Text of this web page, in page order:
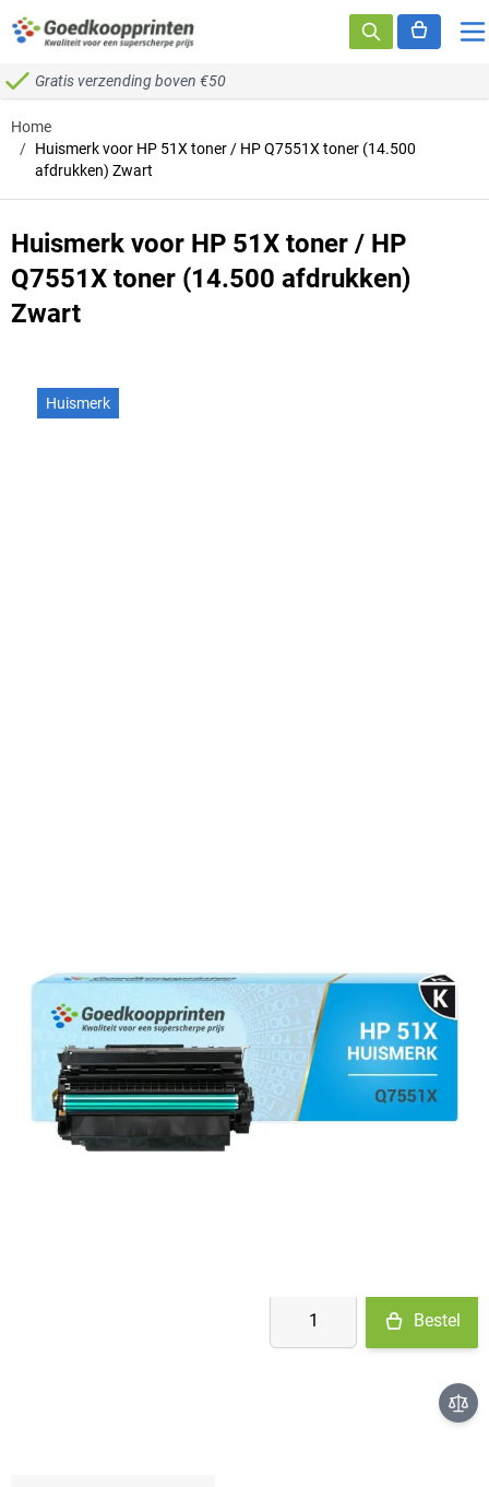
Ga naar de inhoud
Gratis verzending boven €50
Home
/ Huismerk voor HP 51X toner / HP Q7551X toner (14.500
afdrukken) Zwart
Huismerk voor HP 51X toner / HP
Q7551X toner (14.500 afdrukken)
Zwart
Huismerk
Op voorraad bij leverancier
- binnen 2 werkdagen verstuurd
Aantal
Bestel